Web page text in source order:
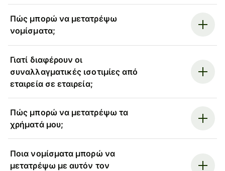
Πώς μπορώ να μετατρέψω
νομίσματα;
Γιατί διαφέρουν οι
συναλλαγματικές ισοτιμίες από
εταιρεία σε εταιρεία;
Πώς μπορώ να μετατρέψω τα
χρήματά μου;
Ποια νομίσματα μπορώ να
μετατρέψω με αυτόν τον